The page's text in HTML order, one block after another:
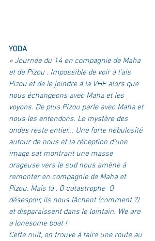
YODA
« Journée du 14 en compagnie de Maha
et de Pizou . Impossible de voir à l’ais
Pizou et de le joindre à la VHF alors que
nous échangeons avec Maha et les
voyons. De plus Pizou parle avec Maha et
nous les entendons. Le mystère des
ondes reste entier... Une forte nébulosité
autour de nous et la réception d’une
image sat montrant une masse
orageuse vers le sud nous amène à
remonter en compagnie de Maha et
Pizou. Mais là , O catastrophe  O
désespoir, ils nous lâchent (comment ?)
et disparaissent dans le lointain. We are
a lonesome boat !
Cette nuit, on trouve à faire une route au